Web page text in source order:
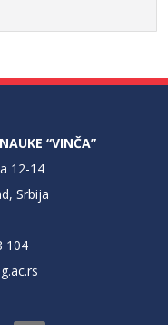
“VINČA”
12-14
Srbija
104